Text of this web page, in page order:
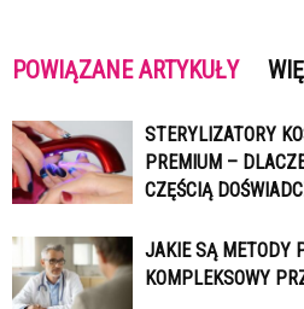
POWIĄZANE ARTYKUŁY
STERYLIZATORY
PREMIUM –
CZĘŚCIĄ
JAKIE SĄ METODY
KOMPLEKSOWY